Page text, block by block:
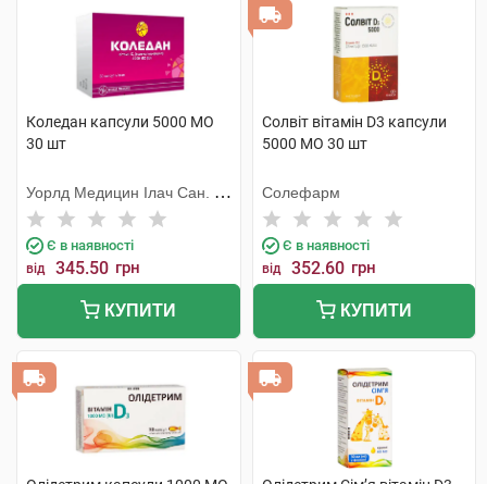
Коледан капсули 5000 МО
30 шт
Уорлд Медицин Ілач Сан. Ве
Тідж
Є в наявності
від 345.50 грн
КУПИТИ
Солвіт вітамін D3 капсули
5000 МО 30 шт
Солефарм
Є в наявності
від 352.60 грн
КУПИТИ